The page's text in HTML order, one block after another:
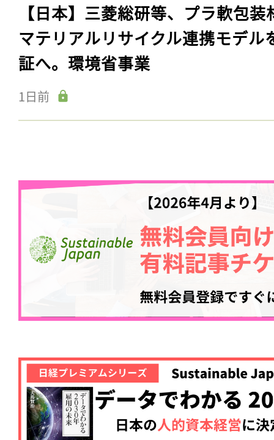
【日本】三菱総研等、プラ軟包装
マテリアルリサイクル連携モデル
証へ。環境省事業
1日前